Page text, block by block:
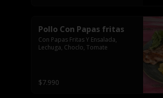
Pollo Con Papas fritas
Con Papas Fritas Y Ensalada,
Lechuga, Choclo, Tomate
$7.990